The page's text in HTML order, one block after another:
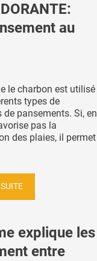
au
le charbon est utilisé
types de
pansements. Si, en
pas la
des plaies, il permet
explique les
entre